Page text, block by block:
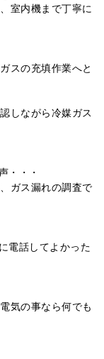
室内機まで丁寧に
スの充填作業へと
しながら冷媒ガス
・・・
ガス漏れの調査で
電話してよかった
気の事なら何でも